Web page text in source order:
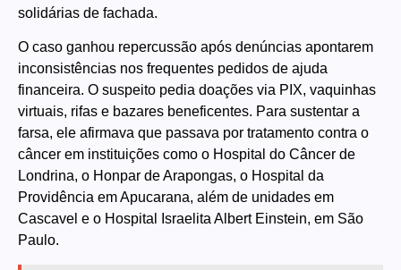
solidárias de fachada.
O caso ganhou repercussão após denúncias apontarem
inconsistências nos frequentes pedidos de ajuda
financeira. O suspeito pedia doações via PIX, vaquinhas
virtuais, rifas e bazares beneficentes. Para sustentar a
farsa, ele afirmava que passava por tratamento contra o
câncer em instituições como o Hospital do Câncer de
Londrina, o Honpar de Arapongas, o Hospital da
Providência em Apucarana, além de unidades em
Cascavel e o Hospital Israelita Albert Einstein, em São
Paulo.